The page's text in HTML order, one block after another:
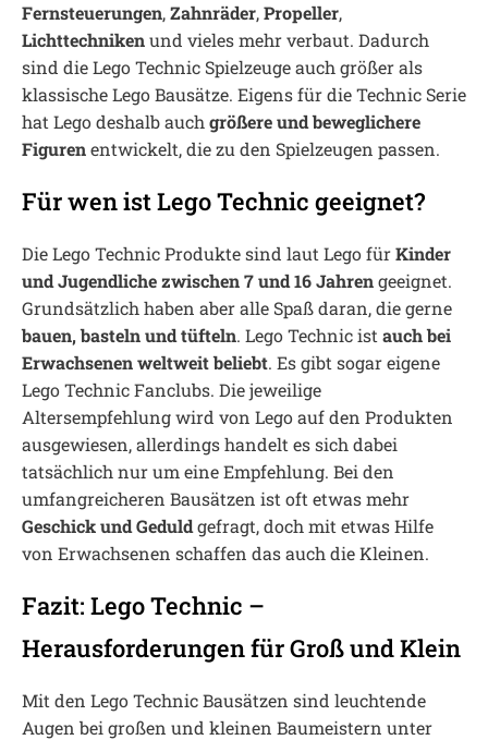
Fernsteuerungen,Zahnräder,Propeller,
Lichttechnikenund vieles mehr verbaut. Dadurch
sind die Lego Technic Spielzeuge auch größer als
klassische Lego Bausätze. Eigens für die Technic Serie
hat Lego deshalb auch größere und beweglichere
Figurenentwickelt, die zu den Spielzeugen passen.
Für wen ist Lego Technic geeignet?
Die Lego Technic Produkte sind laut Lego fürKinder
und Jugendliche zwischen 7 und 16 Jahrengeeignet.
Grundsätzlich haben aber alle Spaß daran, die gerne
bauen, basteln und tüfteln. Lego Technic ist auch bei
Erwachsenen weltweit beliebt. Es gibt sogar eigene
Lego Technic Fanclubs. Die jeweilige
Altersempfehlung wird von Lego auf den Produkten
ausgewiesen, allerdings handelt es sich dabei
tatsächlich nur um eine Empfehlung. Bei den
umfangreicheren Bausätzen ist oft etwas mehr
Geschick und Geduldgefragt, doch mit etwas Hilfe
von Erwachsenen schaffen das auch die Kleinen.
Fazit: Lego Technic –
Herausforderungen für Groß und Klein
Mit den Lego Technic Bausätzen sind leuchtende
Augen bei großen und kleinen Baumeistern unter